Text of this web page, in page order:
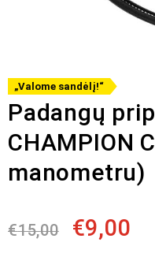
„Valome sandėlį!“
Padangų
CHAMPION
manometru)
€15,00 €9,00